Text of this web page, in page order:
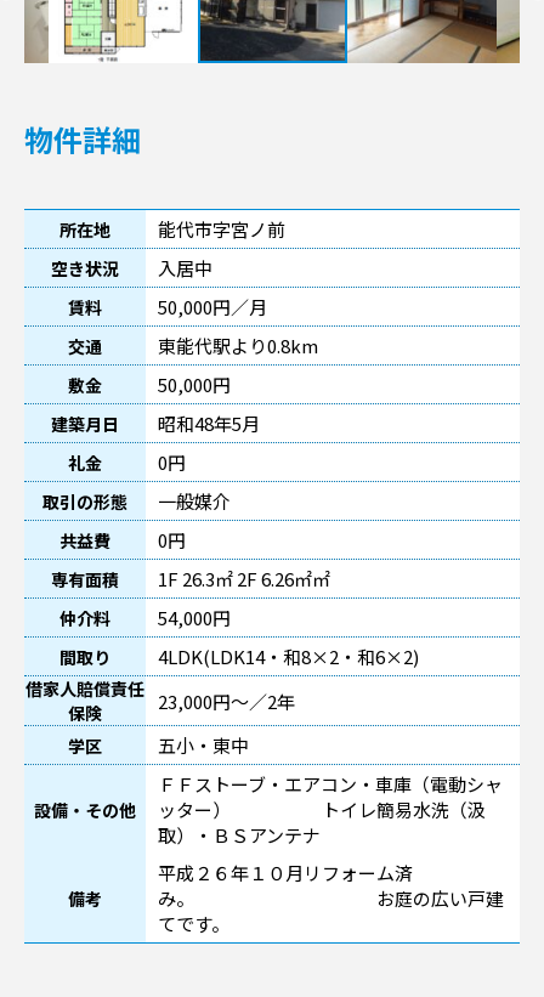
物件詳細
所在地 能代市字宮ノ前
空き状況 入居中
賃料 50,000円／月
交通 東能代駅より0.8km
敷金 50,000円
建築月日 昭和48年5月
礼金 0円
取引の形態 一般媒介
共益費 0円
専有面積 1F 26.3㎡ 2F 6.26㎡㎡
仲介料 54,000円
間取り 4LDK(LDK14・和8×2・和6×2)
借家人賠償責任
保険
23,000円～／2年
学区 五小・東中
設備・その他
ＦＦストーブ・エアコン・車庫（電動シャ
ッター） トイレ簡易水洗（汲
取）・ＢＳアンテナ
備考
平成２６年１０月リフォーム済
み。 お庭の広い戸建
てです。